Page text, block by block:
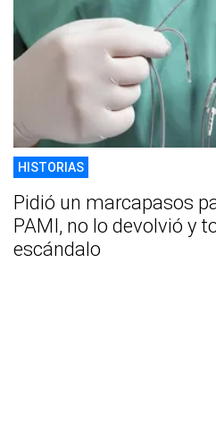
HISTORIAS
Pidió un marcapasos
PAMI, no lo devolvió y
escándalo